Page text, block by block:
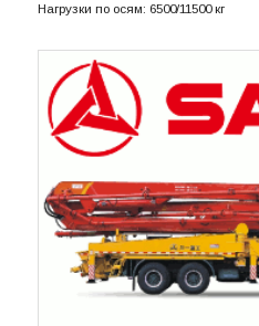
Нагрузки по осям: 6500/11500 кг